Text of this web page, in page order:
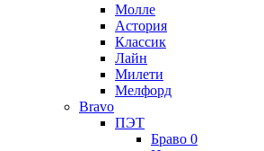
Молле
Астория
Классик
Лайн
Милети
Мелфорд
Bravo
ПЭТ
Браво 0